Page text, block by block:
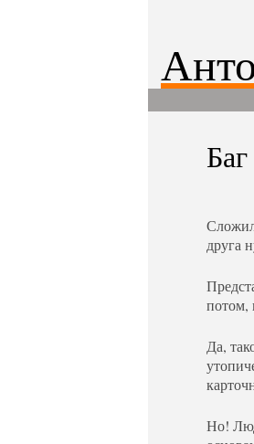
друга
потом,
Да,
Но!